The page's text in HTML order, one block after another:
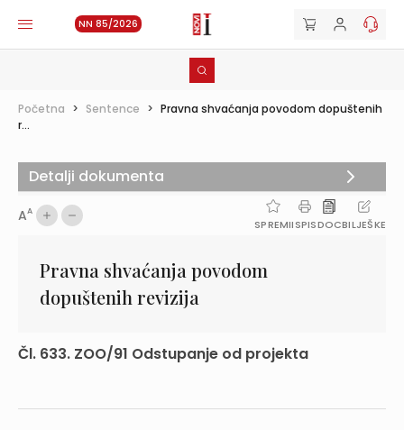
NN 85/2026
Početna > Sentence > Pravna shvaćanja povodom dopuštenih
r...
AA
SPREMIISPISDOCBILJEŠKE
Pravna shvaćanja povodom
dopuštenih revizija
Čl. 633. ZOO/91 Odstupanje od projekta
Detalji dokumenta